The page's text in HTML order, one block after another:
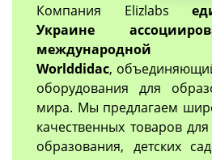
Компания Elizlabs
Украине
международной
Worlddidac,
оборудования для
мира. Мы предлагаем
качественных товаров
образования, детских